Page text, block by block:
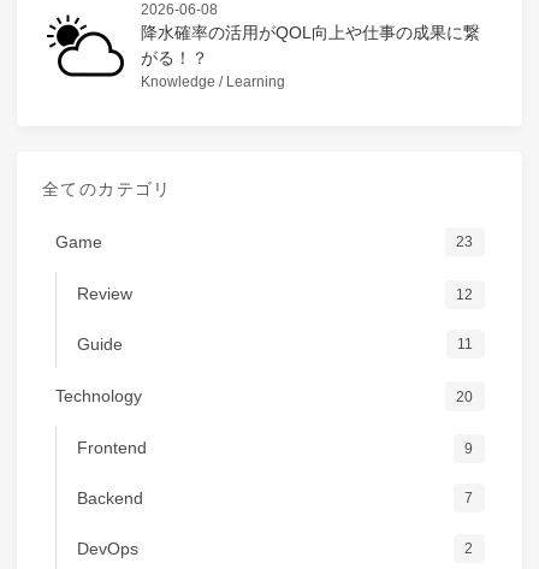
2026-06-08
降水確率の活用がQOL向上や仕事の成果に繋
がる！？
Knowledge / Learning
全てのカテゴリ
Game 23
Review 12
Guide 11
Technology 20
Frontend 9
Backend 7
DevOps 2